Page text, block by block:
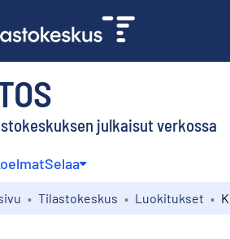
julkaisut verkossa
Selaa
Tilastokeskus Luokitukset